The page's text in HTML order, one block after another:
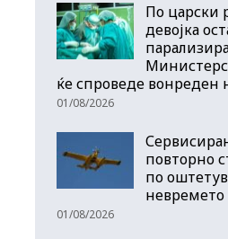
По царски
девојка
ќе спроведе вонреден
01/08/2026
повторно
по
невремето
01/08/2026